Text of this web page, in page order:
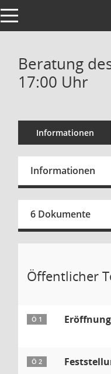
Toggle navigation
Beratung
17:00 Uhr
Informationen
Informationen
6 Dokumente
Öffentlicher
Ö 1
Ö 2